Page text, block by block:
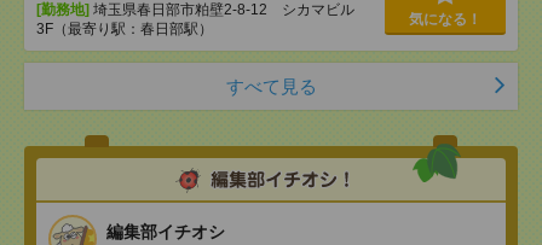
[勤務地] 埼玉県春日部市粕壁2-8-12 シカマビル
3F（最寄り駅：春日部駅）
気になる！
すべて見る
編集部イチオシ